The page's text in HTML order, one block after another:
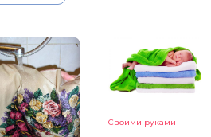
Своими руками